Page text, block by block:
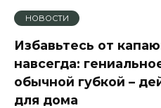
НОВОСТИ
Избавьтесь от
навсегда:
обычной губкой –
для дома